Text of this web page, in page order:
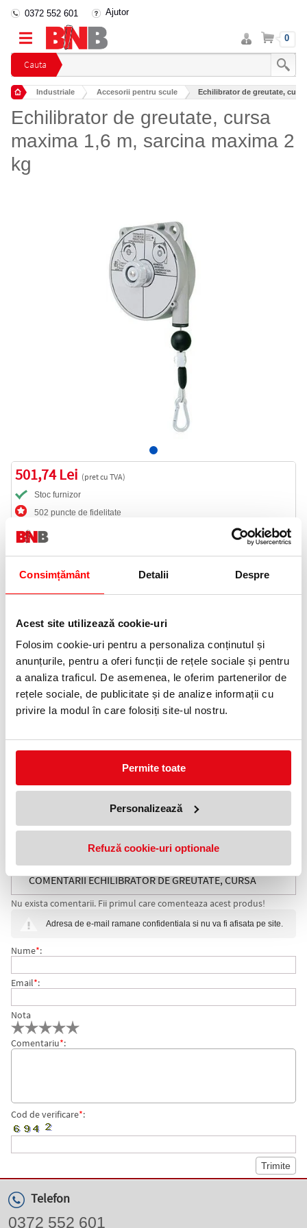
Consimțământ Detalii Despre
Acest site utilizează cookie-uri
Folosim cookie-uri pentru a personaliza conținutul și
anunțurile, pentru a oferi funcții de rețele sociale și pentru
a analiza traficul. De asemenea, le oferim partenerilor de
rețele sociale, de publicitate și de analize informații cu
privire la modul în care folosiți site-ul nostru.
Permite toate
Personalizează
Refuză cookie-uri optionale
Cauta
0372 552 601 Ajutor
Intra
in
cont
Cos 0
Industriale Accesorii pentru scule Echilibrator de greutate,
Echilibrator de greutate, cursa
maxima 1,6 m, sarcina maxima 2
kg
501,74 Lei (pret cu TVA)
Stoc furnizor
502 puncte de fidelitate
Bucati:
Cod produs:M145002
Telefon:
Echilibratoare de greutate cu arc pentru suspendarea sculelor
manuale de atelier, cu posibilitate de fixare la orice inaltime.
asamblare.
Dupa fiecare ridicare la orice pozitie de lucru sarcina suspendata
Pozitia initiala poate fi reglata in cadrul lungimii suspendarii prin
Echilibratorul are o prindere de siguranta suplimentara si o
Masa: 0.6 kg | Capacitatea min. (masa): 1 kg | Capacitatea max.
COMENTARII ECHILIBRATOR DE GREUTATE, CURSA
MAXIMA 1,6 M, SARCINA MAXIMA 2 KG
Nu exista comentarii. Fii primul care comenteaza acest produs!
Adresa de e-mail ramane confidentiala si nu va fi afisata pe site.
Nume*:
Email*:
Nota
Comentariu*:
Cod de verificare*:
Telefon
0372 552 601